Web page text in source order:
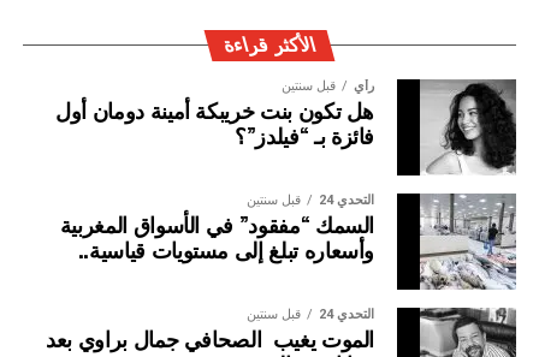
ويتولى تسيير جمعية تشجيع الرياضة في المقاولة بالمغرب
مكتب مؤلف من ثمانية أعضاء مؤسسين، هم: الاتحاد العام
لمقاولات المغرب، الصندوق التعاضدي المهني المغربي،
الفيدرالية المغربية للإعلام، الجمعية المغربية للرياضة والتنمية،
البنك المغربي للتجارة والصناعة، الغرفة الفرنسية للتجارة
والصناعة بالمغرب.
ويضم المكتب المسير ثلاثة نواب للرئيس، هم: السيدة نوال
المتوكل؛والسيد كمال لحلو؛ والسيد عبد العزيز العلوي.
الأكثر قراءة
رأي قبل سنتين
هل تكون بنت خريبكة أمينة دومان أول
فائزة بـ “فيلدز”؟
التحدي 24 قبل سنتين
السمك “مفقود” في الأسواق المغربية
وأسعاره تبلغ إلى مستويات قياسية..
التحدي 24 قبل سنتين
الموت يغيب الصحافي جمال براوي بعد